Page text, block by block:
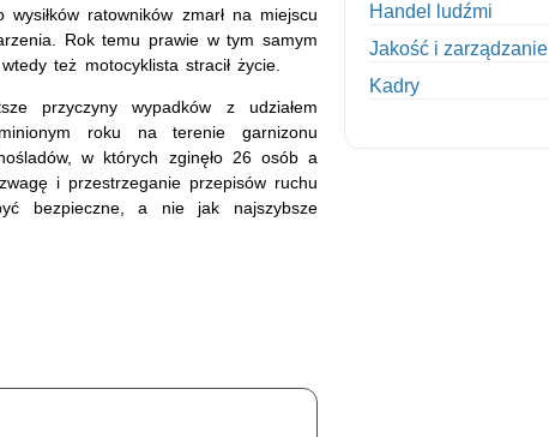
ratowników zmarł na miejscu
Rok temu prawie w tym samym
też motocyklista stracił życie.
przyczyny wypadków z udziałem
roku na terenie garnizonu
w których zginęło 26 osób a
i przestrzeganie przepisów ruchu
bezpieczne, a nie jak najszybsze
Handel ludźmi
Jakość i zarządzanie
Kadry